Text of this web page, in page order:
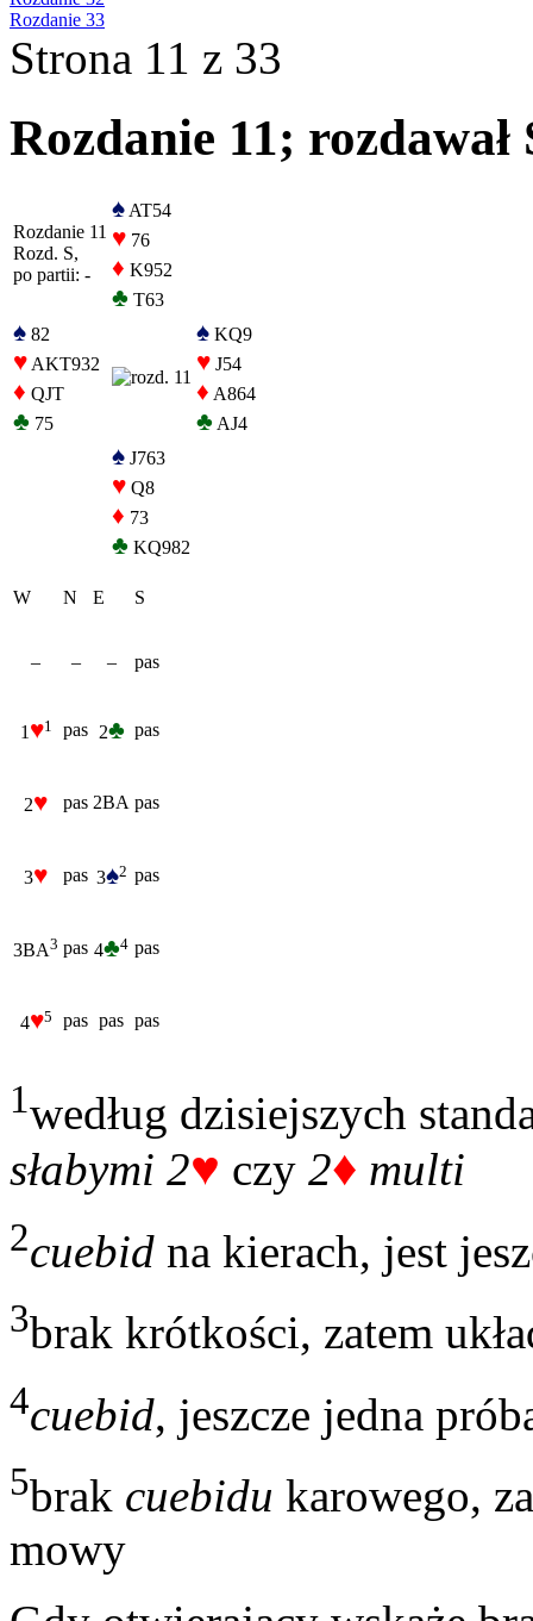
Rozdanie 33
Strona 11 z 33
Rozdanie 11;
Rozdanie 11
Rozd. S,
po partii: -
♠ AT54
♥ 76
♦ K952
♣ T63
♠ 82
♥ AKT932
♦ QJT
♣ 75
♠ KQ9
♥ J54
♦ A864
♣ AJ4
♠ J763
♥ Q8
♦ 73
♣ KQ982
W N E S
– – – pas
1 ♥1 pas 2♣ pas
2♥ pas 2BA pas
3♥ pas 3♠2 pas
3BA3 pas 4♣4 pas
4♥5 pas pas pas
1według dzisiejszych
słabymi 2♥ czy 2♦ multi
2cuebid na kierach, jest
3brak krótkości, zatem
4cuebid, jeszcze jedna
5brak cuebidu karowego,
mowy